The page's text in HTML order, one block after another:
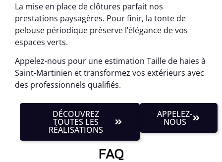
La mise en place de clôtures parfait nos
prestations paysagères. Pour finir, la tonte de
pelouse périodique préserve l’élégance de vos
espaces verts.
Appelez-nous pour une estimation Taille de haies à
Saint-Martinien et transformez vos extérieurs avec
des professionnels qualifiés.
DÉCOUVREZ
TOUTES LES
RÉALISATIONS
APPELEZ-
NOUS
FAQ